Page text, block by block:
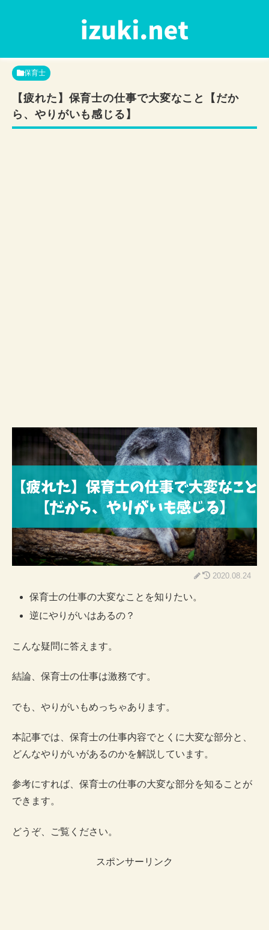
保育士
【疲れた】保育士の仕事で大変なこと【だか
ら、やりがいも感じる】
2020.08.24
保育士の仕事の大変なことを知りたい。
逆にやりがいはあるの？
こんな疑問に答えます。
結論、保育士の仕事は激務です。
でも、やりがいもめっちゃあります。
本記事では、保育士の仕事内容でとくに大変な部分と、
どんなやりがいがあるのかを解説しています。
参考にすれば、保育士の仕事の大変な部分を知ることが
できます。
どうぞ、ご覧ください。
スポンサーリンク